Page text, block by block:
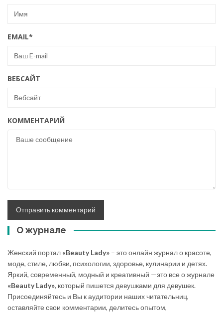
EMAIL*
ВЕБСАЙТ
КОММЕНТАРИЙ
О журнале
Женский портал «Beauty Lady» – это онлайн журнал о красоте,
моде, стиле, любви, психологии, здоровье, кулинарии и детях.
Яркий, современный, модный и креативный —это все о журнале
«Beauty Lady», который пишется девушками для девушек.
Присоединяйтесь и Вы к аудитории наших читательниц,
оставляйте свои комментарии, делитесь опытом,